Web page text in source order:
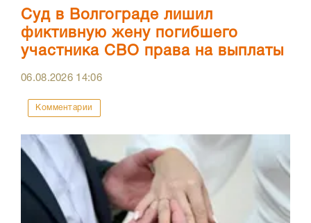
Суд в Волгограде лишил
фиктивную жену погибшего
участника СВО права на выплаты
06.08.2026 14:06
Комментарии